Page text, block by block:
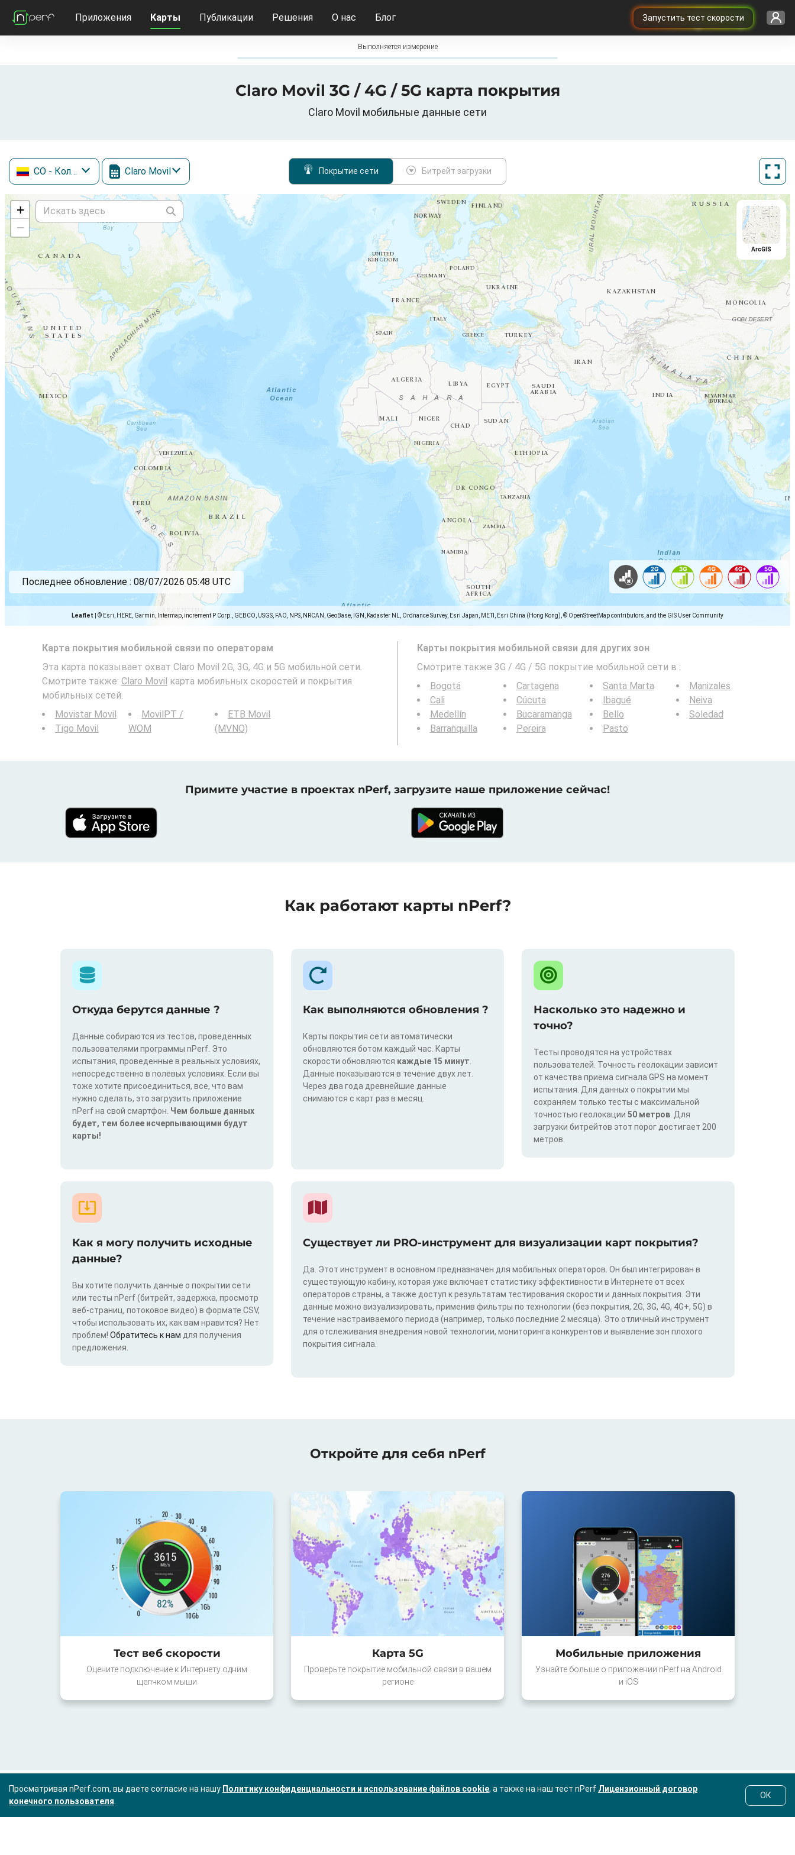
Запустить тест скорости
Приложения Карты Публикации Решения О нас Блог
Выполняется измерение
Claro Movil 3G / 4G / 5G карта покрытия
Claro Movil мобильные данные сети
CO - Колумбия Claro Movil Покрытие сети Битрейт загрузки
+
−
Leaflet © Esri, HERE, Garmin, Intermap, increment P Corp., GEBCO, USGS, FAO, NPS, NRCAN, GeoBase, IGN, Kadaster NL, Ordnance Survey, Esri Japan, METI, Esri China (Hong Kong), © OpenStreetMap contributors, and the GIS User Community
ArcGIS
Последнее обновление : 08/07/2026 05:48 UTC
Карта покрытия мобильной связи по операторам
Эта карта показывает охват Claro Movil 2G, 3G, 4G и 5G мобильной сети.
Смотрите также: Claro Movil карта мобильных скоростей и покрытия
мобильных сетей.
Movistar Movil
Tigo Movil
MovilPT /
WOM
ETB Movil
(MVNO)
Карты покрытия мобильной связи для других зон
Смотрите также 3G / 4G / 5G покрытие мобильной сети в :
Bogotá
Cali
Medellín
Barranquilla
Cartagena
Cúcuta
Bucaramanga
Pereira
Santa Marta
Ibagué
Bello
Pasto
Manizales
Neiva
Soledad
Примите участие в проектах nPerf, загрузите наше приложение сейчас!
Как работают карты nPerf?
Откуда берутся данные ?
Данные собираются из тестов, проведенных
пользователями программы nPerf. Это
испытания, проведенные в реальных условиях,
непосредственно в полевых условиях. Если вы
тоже хотите присоединиться, все, что вам
нужно сделать, это загрузить приложение
nPerf на свой смартфон. Чем больше данных
будет, тем более исчерпывающими будут
карты!
Как выполняются обновления ?
Карты покрытия сети автоматически
обновляются ботом каждый час. Карты
скорости обновляются каждые 15 минут
Данные показываются в течение двух лет.
Через два года древнейшие данные
снимаются с карт раз в месяц.
Насколько это надежно и
точно?
Тесты проводятся на устройствах
пользователей. Точность геолокации зависит
от качества приема сигнала GPS на момент
испытания. Для данных о покрытии мы
сохраняем только тесты с максимальной
точностью геолокации 50 метров . Для
загрузки битрейтов этот порог достигает 200
метров.
Как я могу получить исходные
данные?
Вы хотите получить данные о покрытии сети
или тесты nPerf (битрейт, задержка, просмотр
веб-страниц, потоковое видео) в формате CSV,
чтобы использовать их, как вам нравится? Нет
проблем! Обратитесь к нам для получения
предложения.
Существует ли PRO-инструмент для визуализации карт покрытия?
Да. Этот инструмент в основном предназначен для мобильных операторов. Он был интегрирован в
существующую кабину, которая уже включает статистику эффективности в Интернете от всех
операторов страны, а также доступ к результатам тестирования скорости и данных покрытия. Эти
данные можно визуализировать, применив фильтры по технологии (без покрытия, 2G, 3G, 4G, 4G+, 5G) в
течение настраиваемого периода (например, только последние 2 месяца). Это отличный инструмент
для отслеживания внедрения новой технологии, мониторинга конкурентов и выявление зон плохого
покрытия сигнала.
Откройте для себя nPerf
Тест веб скорости
Оцените подключение к Интернету одним
щелчком мыши
Карта 5G
Проверьте покрытие мобильной связи в вашем
регионе
Мобильные приложения
Узнайте больше о приложении nPerf на Android
и iOS
Просматривая nPerf.com, вы даете согласие на нашу Политику конфиденциальности и использование файлов cookie, а также на наш тест nPerf Лицензионный договор
конечного пользователя
ОК